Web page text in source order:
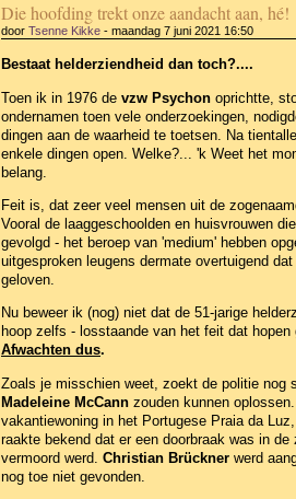
Die hoofding trekt onze aandacht aan, hé!
door Tsenne Kikke - maandag 7 juni 2021 16:50
Bestaat helderziendheid dan toch?....
Toen ik in 1976 de vzw Psychon oprichtte,
ondernamen toen vele onderzoekingen,
dingen aan de waarheid te toetsen. Na
enkele dingen open. Welke?... 'k Weet het
belang.
Feit is, dat zeer veel mensen uit de
Vooral de laaggeschoolden en huisvrouwen
gevolgd - het beroep van 'medium' hebben
uitgesproken leugens dermate overtuigend
geloven.
Nu beweer ik (nog) niet dat de 51-jarige
hoop zelfs - losstaande van het feit dat
Afwachten dus.
Zoals je misschien weet, zoekt de politie nog
Madeleine McCann zouden kunnen
vakantiewoning in het Portugese Praia da
raakte bekend dat er een doorbraak was in
vermoord werd. Christian Brückner werd
nog toe niet gevonden.